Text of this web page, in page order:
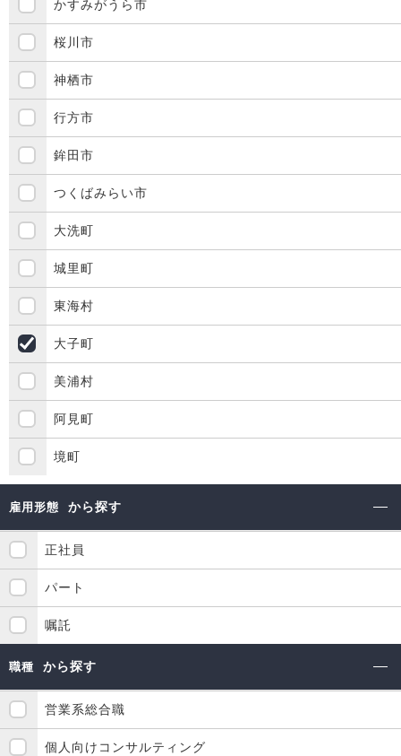
かすみがうら市
桜川市
神栖市
行方市
鉾田市
つくばみらい市
大洗町
城里町
東海村
大子町
美浦村
阿見町
境町
雇用形態 から探す
正社員
パート
嘱託
職種 から探す
営業系総合職
個人向けコンサルティング